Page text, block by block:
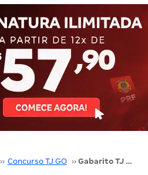
›› Concurso TJ GO ›› Gabarito TJ GO Extraoficial: VEJA a correção das provas